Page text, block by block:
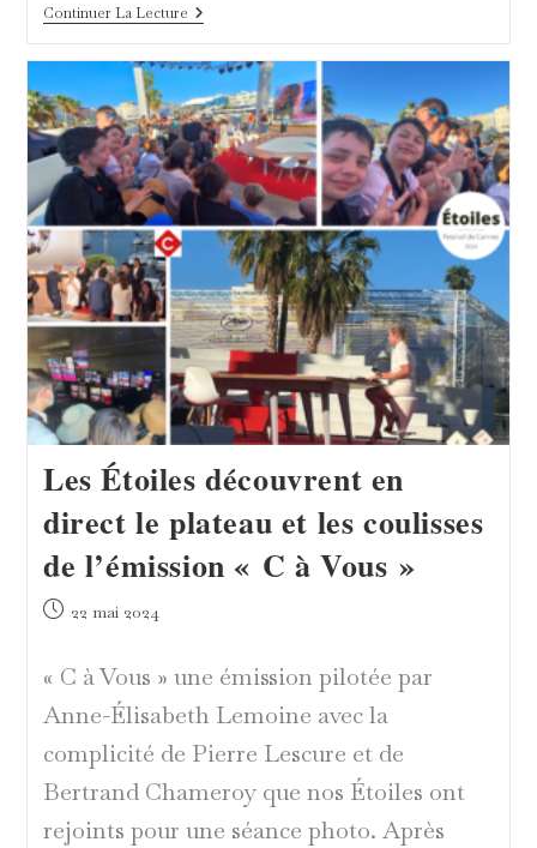
Continuer La LectureDe
De
Haute-
Voltige
Pour
Le
Cirque
Cannes
Les Étoiles découvrent en
direct le plateau et les coulisses
de l’émission « C à Vous »
Publication
22 mai 2024
« C à Vous » une émission pilotée par
Anne-Élisabeth Lemoine avec la
complicité de Pierre Lescure et de
Bertrand Chameroy que nos Étoiles ont
rejoints pour une séance photo. Après